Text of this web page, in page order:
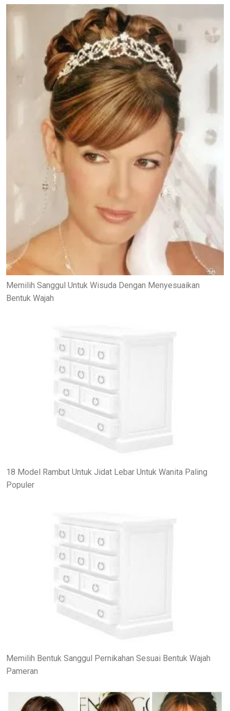
Memilih Sanggul Untuk Wisuda Dengan Menyesuaikan
Bentuk Wajah
18 Model Rambut Untuk Jidat Lebar Untuk Wanita Paling
Populer
Memilih Bentuk Sanggul Pernikahan Sesuai Bentuk Wajah
Pameran